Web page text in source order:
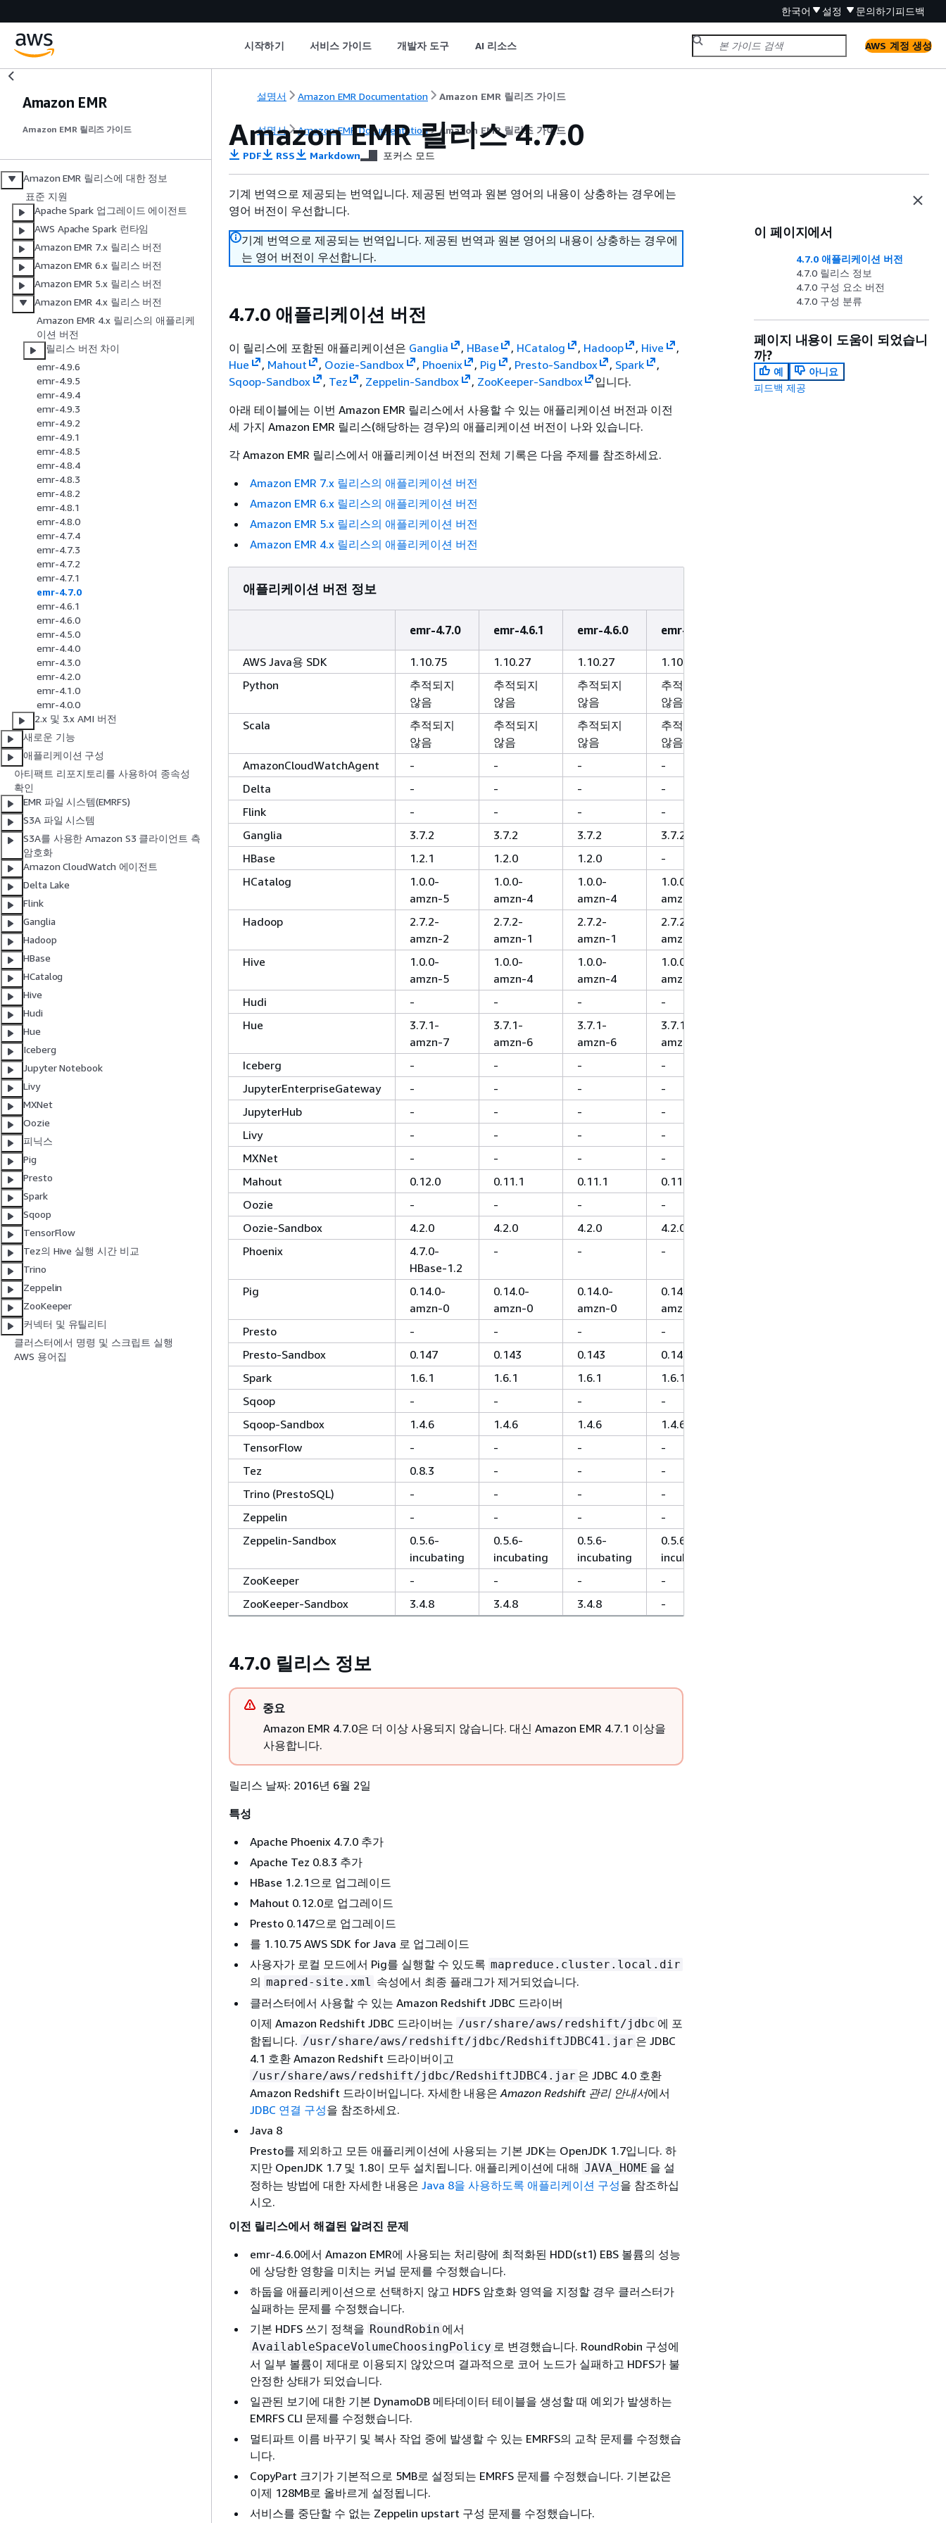
한국어 설정 문의하기피드백
시작하기 서비스 가이드 개발자 도구 AI 리소스 AWS 계정 생성
Amazon EMR
Amazon EMR 릴리즈 가이드
Amazon EMR 릴리스에 대한 정보
표준 지원
Apache Spark 업그레이드 에이전트
AWS Apache Spark 런타임
Amazon EMR 7.x 릴리스 버전
Amazon EMR 6.x 릴리스 버전
Amazon EMR 5.x 릴리스 버전
Amazon EMR 4.x 릴리스 버전
Amazon EMR 4.x 릴리스의 애플리케
이션 버전
릴리스 버전 차이
emr-4.9.6
emr-4.9.5
emr-4.9.4
emr-4.9.3
emr-4.9.2
emr-4.9.1
emr-4.8.5
emr-4.8.4
emr-4.8.3
emr-4.8.2
emr-4.8.1
emr-4.8.0
emr-4.7.4
emr-4.7.3
emr-4.7.2
emr-4.7.1
emr-4.7.0
emr-4.6.1
emr-4.6.0
emr-4.5.0
emr-4.4.0
emr-4.3.0
emr-4.2.0
emr-4.1.0
emr-4.0.0
2.x 및 3.x AMI 버전
새로운 기능
애플리케이션 구성
아티팩트 리포지토리를 사용하여 종속성
확인
EMR 파일 시스템(EMRFS)
S3A 파일 시스템
S3A를 사용한 Amazon S3 클라이언트 측
암호화
Amazon CloudWatch 에이전트
Delta Lake
Flink
Ganglia
Hadoop
HBase
HCatalog
Hive
Hudi
Hue
Iceberg
Jupyter Notebook
Livy
MXNet
Oozie
피닉스
Pig
Presto
Spark
Sqoop
TensorFlow
Tez의 Hive 실행 시간 비교
Trino
Zeppelin
ZooKeeper
커넥터 및 유틸리티
클러스터에서 명령 및 스크립트 실행
AWS 용어집
설명서 Amazon EMR Documentation Amazon EMR 릴리즈 가이드
설명서 Amazon EMR Documentation Amazon EMR 릴리즈 가이드
Amazon EMR 릴리스 4.7.0
PDF RSS Markdown 포커스 모드
기계 번역으로 제공되는 번역입니다. 제공된 번역과 원본 영어의 내용이 상충하는 경우에는
영어 버전이 우선합니다.
기계 번역으로 제공되는 번역입니다. 제공된 번역과 원본 영어의 내용이 상충하는 경우에
는 영어 버전이 우선합니다.
4.7.0 애플리케이션 버전
이 릴리스에 포함된 애플리케이션은 Ganglia , HBase , HCatalog , Hadoop , Hive
,
Hue
, Mahout , Oozie-Sandbox , Phoenix , Pig , Presto-Sandbox , Spark
,
Sqoop-Sandbox
, Tez , Zeppelin-Sandbox , ZooKeeper-Sandbox
입니다.
아래 테이블에는 이번 Amazon EMR 릴리스에서 사용할 수 있는 애플리케이션 버전과 이전
세 가지 Amazon EMR 릴리스(해당하는 경우)의 애플리케이션 버전이 나와 있습니다.
각 Amazon EMR 릴리스에서 애플리케이션 버전의 전체 기록은 다음 주제를 참조하세요.
Amazon EMR 7.x 릴리스의 애플리케이션 버전
Amazon EMR 6.x 릴리스의 애플리케이션 버전
Amazon EMR 5.x 릴리스의 애플리케이션 버전
Amazon EMR 4.x 릴리스의 애플리케이션 버전
애플리케이션 버전 정보
emr-4.7.0 emr-4.6.1 emr-4.6.0 emr-4.5.0
AWS Java용 SDK 1.10.75 1.10.27 1.10.27
1.10.27
Python
추적되지
않음
추적되지
않음
추적되지
않음
추적되지
않음
Scala
추적되지
않음
추적되지
않음
추적되지
않음
추적되지
않음
AmazonCloudWatchAgent
- - -
-
Delta
- - -
-
Flink
- - -
-
Ganglia
3.7.2 3.7.2 3.7.2
3.7.2
HBase
1.2.1 1.2.0 1.2.0
-
HCatalog
1.0.0-
amzn-5
1.0.0-
amzn-4
1.0.0-
amzn-4
1.0.0-
amzn-4
Hadoop
2.7.2-
amzn-2
2.7.2-
amzn-1
2.7.2-
amzn-1
2.7.2-
amzn-0
Hive
1.0.0-
amzn-5
1.0.0-
amzn-4
1.0.0-
amzn-4
1.0.0-
amzn-4
Hudi
- - -
-
Hue
3.7.1-
amzn-7
3.7.1-
amzn-6
3.7.1-
amzn-6
3.7.1-
amzn-5
Iceberg
- - -
-
JupyterEnterpriseGateway
- - -
-
JupyterHub
- - -
-
Livy
- - -
-
MXNet
- - -
-
Mahout
0.12.0 0.11.1 0.11.1
0.11.1
Oozie
- - -
-
Oozie-Sandbox
4.2.0 4.2.0 4.2.0
4.2.0
Phoenix
4.7.0-
HBase-1.2
- - -
Pig
0.14.0-
amzn-0
0.14.0-
amzn-0
0.14.0-
amzn-0
0.14.0-
amzn-0
Presto
- - -
-
Presto-Sandbox
0.147 0.143 0.143
0.140
Spark
1.6.1 1.6.1 1.6.1
1.6.1
Sqoop
- - -
-
Sqoop-Sandbox
1.4.6 1.4.6 1.4.6
1.4.6
TensorFlow
- - -
-
Tez
0.8.3 - -
-
Trino (PrestoSQL)
- - -
-
Zeppelin
- - -
-
Zeppelin-Sandbox
0.5.6-
incubating
0.5.6-
incubating
0.5.6-
incubating
0.5.6-
incubating
ZooKeeper
- - -
-
ZooKeeper-Sandbox
3.4.8 3.4.8 3.4.8 -
4.7.0 릴리스 정보
중요
Amazon EMR 4.7.0은 더 이상 사용되지 않습니다. 대신 Amazon EMR 4.7.1 이상을
사용합니다.
릴리스 날짜: 2016년 6월 2일
특성
Apache Phoenix 4.7.0 추가
Apache Tez 0.8.3 추가
HBase 1.2.1으로 업그레이드
Mahout 0.12.0로 업그레이드
Presto 0.147으로 업그레이드
를 1.10.75 AWS SDK for Java 로 업그레이드
사용자가 로컬 모드에서 Pig를 실행할 수 있도록 mapreduce.cluster.local.dir
의 mapred-site.xml 속성에서 최종 플래그가 제거되었습니다.
클러스터에서 사용할 수 있는 Amazon Redshift JDBC 드라이버
이제 Amazon Redshift JDBC 드라이버는 /usr/share/aws/redshift/jdbc 에 포
함됩니다. /usr/share/aws/redshift/jdbc/RedshiftJDBC41.jar 은 JDBC
4.1 호환 Amazon Redshift 드라이버이고
/usr/share/aws/redshift/jdbc/RedshiftJDBC4.jar 은 JDBC 4.0 호환
Amazon Redshift 드라이버입니다. 자세한 내용은Amazon Redshift 관리 안내서에서
JDBC 연결 구성을 참조하세요.
Java 8
Presto를 제외하고 모든 애플리케이션에 사용되는 기본 JDK는 OpenJDK 1.7입니다. 하
지만 OpenJDK 1.7 및 1.8이 모두 설치됩니다. 애플리케이션에 대해 JAVA_HOME 을 설
정하는 방법에 대한 자세한 내용은 Java 8을 사용하도록 애플리케이션 구성을 참조하십
시오.
이전 릴리스에서 해결된 알려진 문제
emr-4.6.0에서 Amazon EMR에 사용되는 처리량에 최적화된 HDD(st1) EBS 볼륨의 성능
에 상당한 영향을 미치는 커널 문제를 수정했습니다.
하둡을 애플리케이션으로 선택하지 않고 HDFS 암호화 영역을 지정할 경우 클러스터가
실패하는 문제를 수정했습니다.
기본 HDFS 쓰기 정책을 RoundRobin 에서
AvailableSpaceVolumeChoosingPolicy 로 변경했습니다. RoundRobin 구성에
서 일부 볼륨이 제대로 이용되지 않았으며 결과적으로 코어 노드가 실패하고 HDFS가 불
안정한 상태가 되었습니다.
일관된 보기에 대한 기본 DynamoDB 메타데이터 테이블을 생성할 때 예외가 발생하는
EMRFS CLI 문제를 수정했습니다.
멀티파트 이름 바꾸기 및 복사 작업 중에 발생할 수 있는 EMRFS의 교착 문제를 수정했습
니다.
CopyPart 크기가 기본적으로 5MB로 설정되는 EMRFS 문제를 수정했습니다. 기본값은
이제 128MB로 올바르게 설정됩니다.
서비스를 중단할 수 없는 Zeppelin upstart 구성 문제를 수정했습니다.
이 페이지에서
4.7.0 애플리케이션 버전
4.7.0 릴리스 정보
4.7.0 구성 요소 버전
4.7.0 구성 분류
페이지 내용이 도움이 되었습니
까?
예
아니요
피드백 제공